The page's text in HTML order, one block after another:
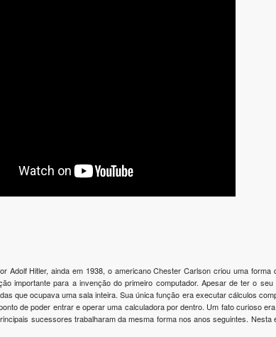
Adolf Hitler, ainda em 1938, o americano Chester Carlson criou uma
importante para a invenção do primeiro computador. Apesar de ter o
que ocupava uma sala inteira. Sua única função era executar cálculos
de poder entrar e operar uma calculadora por dentro. Um fato curioso
sucessores trabalharam da mesma forma nos anos seguintes. Nesta